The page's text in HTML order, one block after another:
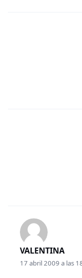
VALENTINA
17 abril 2009 a las